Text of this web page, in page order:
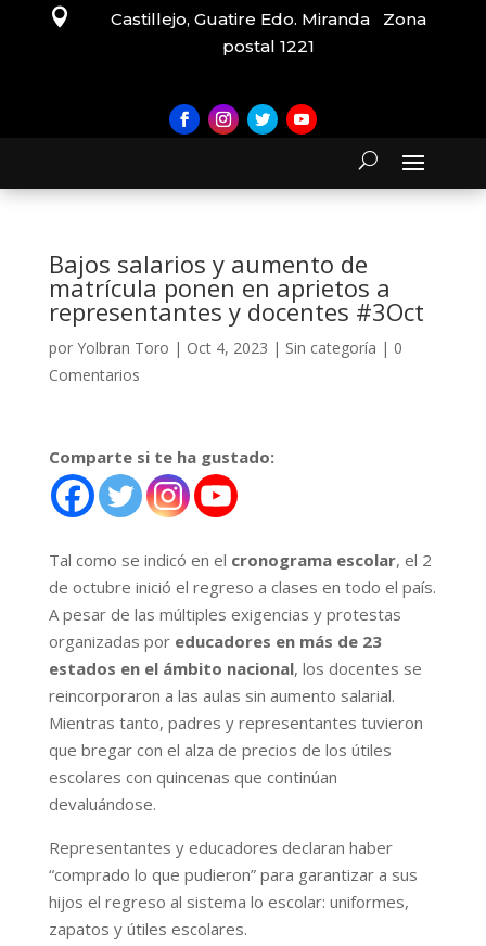

Castillejo, Guatire Edo. Miranda Zona
postal 1221
Bajos salarios y aumento de
matrícula ponen en aprietos a
representantes y docentes #3Oct
por Yolbran Toro | Oct 4, 2023 | Sin categoría | 0
Comentarios
Comparte si te ha gustado:
Tal como se indicó en el cronograma escolar, el 2
de octubre inició el regreso a clases en todo el país.
A pesar de las múltiples exigencias y protestas
organizadas por educadores en más de 23
estados en el ámbito nacional, los docentes se
reincorporaron a las aulas sin aumento salarial.
Mientras tanto, padres y representantes tuvieron
que bregar con el alza de precios de los útiles
escolares con quincenas que continúan
devaluándose.
Representantes y educadores declaran haber
“comprado lo que pudieron” para garantizar a sus
hijos el regreso al sistema lo escolar: uniformes,
zapatos y útiles escolares.